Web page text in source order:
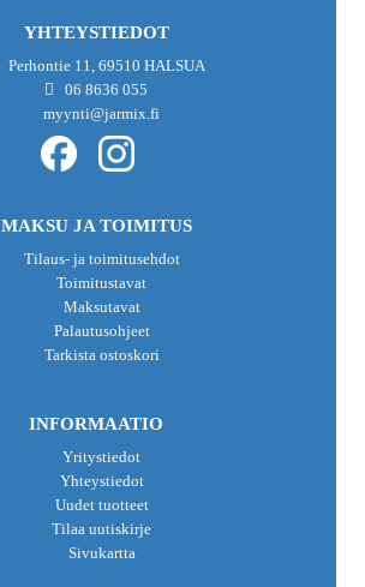
YHTEYSTIEDOT
Perhontie 11, 69510 HALSUA
06 8636 055
myynti@jarmix.fi
MAKSU JA TOIMITUS
Tilaus- ja toimitusehdot
Toimitustavat
Maksutavat
Palautusohjeet
Tarkista ostoskori
INFORMAATIO
Yritystiedot
Yhteystiedot
Uudet tuotteet
Tilaa uutiskirje
Sivukartta